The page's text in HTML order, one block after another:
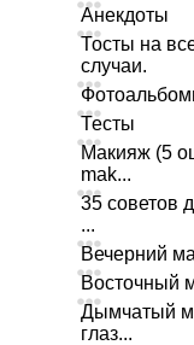
Анекдоты
Тосты на
случаи.
Тесты
Макияж (5
mak...
35 советов
...
Вечерний
Восточный
Дымчатый
глаз...